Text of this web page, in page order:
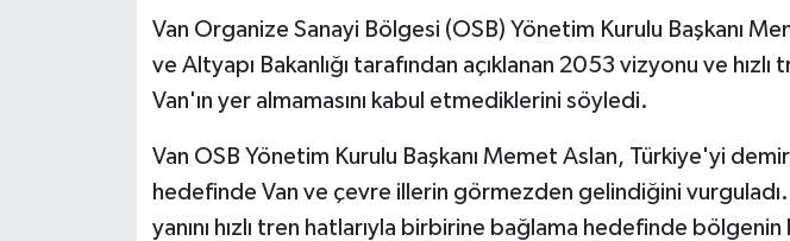
Van Organize Sanayi Bölgesi (OSB) Yönetim Kurulu Başkanı
ve Altyapı Bakanlığı tarafından açıklanan 2053 vizyonu ve hızlı
Van'ın yer almamasını kabul etmediklerini söyledi.
Van OSB Yönetim Kurulu Başkanı Memet Aslan, Türkiye'yi
hedefinde Van ve çevre illerin görmezden gelindiğini
yanını hızlı tren hatlarıyla birbirine bağlama hedefinde